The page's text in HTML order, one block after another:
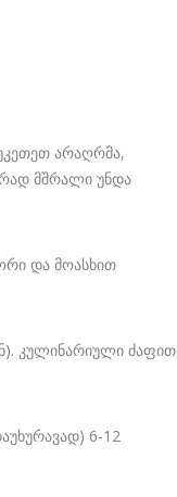
არაღრმა,
მშრალი უნდა
და მოასხით
კულინარიული ძაფით
6-12